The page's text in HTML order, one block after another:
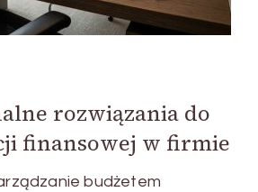
rozwiązania do
finansowej w firmie
budżetem